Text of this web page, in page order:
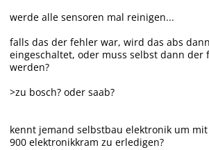
werde alle sensoren mal reinigen...
falls das der fehler war, wird das abs
eingeschaltet, oder muss selbst dann der
werden?
>zu bosch? oder saab?
kennt jemand selbstbau elektronik um
900 elektronikkram zu erledigen?